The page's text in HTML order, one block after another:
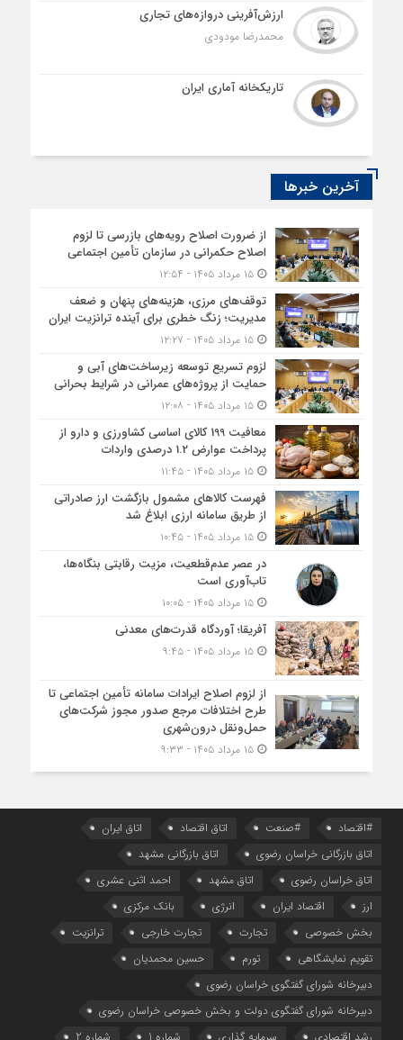
ارزش‌آفرینی دروازه‌های تجاری
محمدرضا مودودی
تاریکخانه آماری ایران
آخرین خبرها
از ضرورت اصلاح رویه‌های بازرسی تا لزوم
اصلاح حکمرانی در سازمان تأمین اجتماعی
۱۵ مرداد ۱۴۰۵ - ۱۲:۵۴
توقف‌های مرزی، هزینه‌های پنهان و ضعف
مدیریت؛ زنگ خطری برای آینده ترانزیت ایران
۱۵ مرداد ۱۴۰۵ - ۱۲:۲۷
لزوم تسریع توسعه زیرساخت‌های آبی و
حمایت از پروژه‌های عمرانی در شرایط بحرانی
۱۵ مرداد ۱۴۰۵ - ۱۲:۰۸
معافیت 199 کالای اساسی کشاورزی و دارو از
پرداخت عوارض 1.2 درصدی واردات
۱۵ مرداد ۱۴۰۵ - ۱۱:۴۵
فهرست کالاهای مشمول بازگشت ارز صادراتی
از طریق سامانه ارزی ابلاغ شد
۱۵ مرداد ۱۴۰۵ - ۱۰:۴۵
در عصر عدم‌قطعیت، مزیت رقابتی بنگاه‌ها،
تاب‌آوری است
۱۵ مرداد ۱۴۰۵ - ۱۰:۰۵
آفریقا؛ آوردگاه قدرت‌های معدنی
۱۵ مرداد ۱۴۰۵ - ۹:۴۵
از لزوم اصلاح ایرادات سامانه تأمین اجتماعی تا
طرح اختلافات مرجع صدور مجوز شرکت‌های
حمل‌ونقل درون‌شهری
۱۵ مرداد ۱۴۰۵ - ۹:۳۳
#اقتصاد #صنعت اتاق اقتصاد
اتاق ایران
اتاق بازرگانی خراسان رضوی
اتاق بازرگانی مشهد
اتاق خراسان رضوی
اتاق مشهد
احمد اثنی عشری
ارز
اقتصاد ایران انرژی
بانک مرکزی
بخش خصوصی
تجارت تجارت خارجی
ترانزیت
تقویم نمایشگاهی
تورم
حسین محمدیان
دبیرخانه شورای گفتگوی خراسان رضوی
دبیرخانه شورای گفتگوی دولت و بخش خصوصی خراسان رضوی